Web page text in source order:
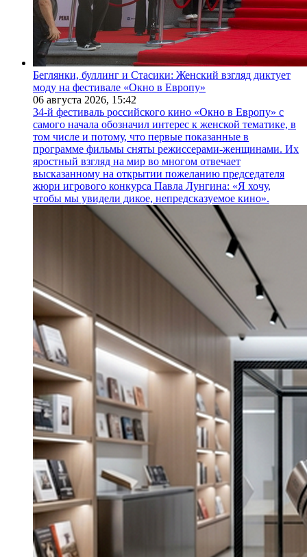
Беглянки, буллинг и Стасики: Женский взгляд диктует
моду на фестивале «Окно в Европу»
06 августа 2026, 15:42
34-й фестиваль российского кино «Окно в Европу» с
самого начала обозначил интерес к женской тематике, в
том числе и потому, что первые показанные в
программе фильмы сняты режиссерами-женщинами. Их
яростный взгляд на мир во многом отвечает
высказанному на открытии пожеланию председателя
жюри игрового конкурса Павла Лунгина: «Я хочу,
чтобы мы увидели дикое, непредсказуемое кино».